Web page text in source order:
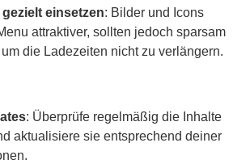
einsetzen: Bilder und Icons
attraktiver, sollten jedoch sparsam
die Ladezeiten nicht zu verlängern.
: Überprüfe regelmäßig die Inhalte
aktualisiere sie entsprechend deiner